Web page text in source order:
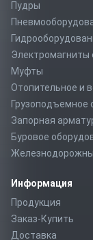
Пудры
Муфты
Отопительное и
Грузоподъемное
Запорная
Буровое
Информация
Продукция
Заказ-Купить
Доставка